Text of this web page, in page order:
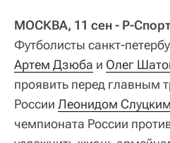
МОСКВА, 11 сен - Р-
Футболисты санкт-
Артем Дзюба и Олег
проявить перед главным
России Леонидом Слуцким
чемпионата России